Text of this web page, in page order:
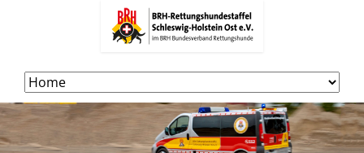
Navigation
überspringen